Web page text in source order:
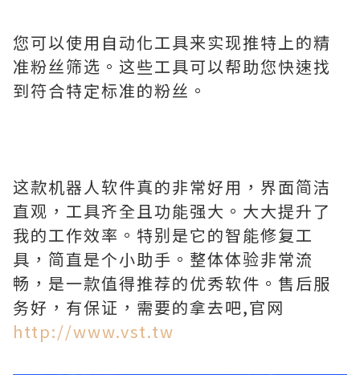
您可以使用自动化工具来实现推特上的精
准粉丝筛选。这些工具可以帮助您快速找
到符合特定标准的粉丝。
这款机器人软件真的非常好用，界面简洁
直观，工具齐全且功能强大。大大提升了
我的工作效率。特别是它的智能修复工
具，简直是个小助手。整体体验非常流
畅，是一款值得推荐的优秀软件。售后服
务好，有保证，需要的拿去吧,官网
http://www.vst.tw